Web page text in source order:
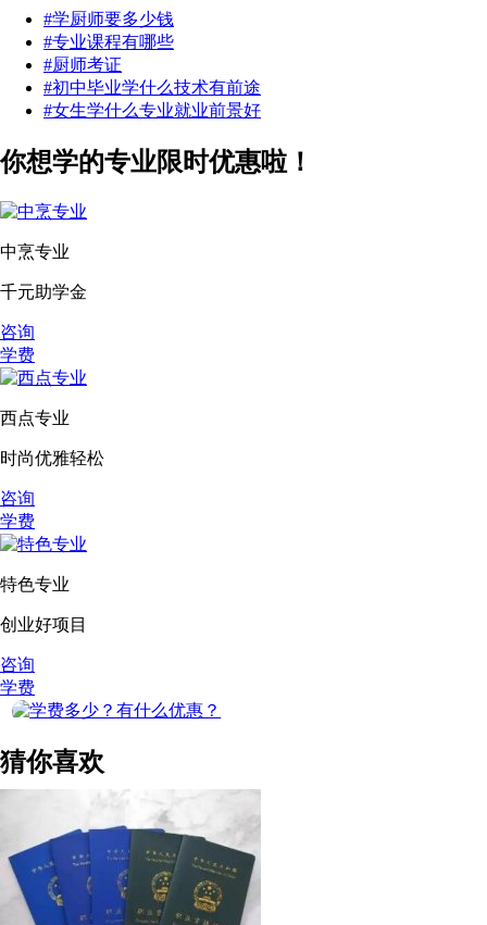
#学厨师要多少钱
#专业课程有哪些
#厨师考证
#初中毕业学什么技术有前途
#女生学什么专业就业前景好
你想学的专业限时优惠啦！
中烹专业
千元助学金
咨询
学费
西点专业
时尚优雅轻松
咨询
学费
特色专业
创业好项目
咨询
学费
猜你喜欢